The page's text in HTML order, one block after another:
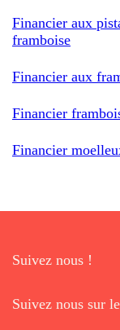
Financier aux
framboise
Financier aux
Financier
Financier
Suivez nous !
Suivez nous sur